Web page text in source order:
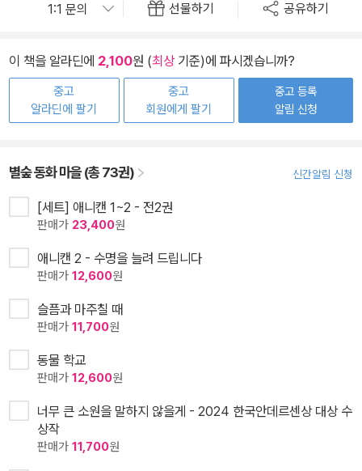
선물하기 공유하기
이 책을 알라딘에 2,100원 (최상기준)에 파시겠습니까?
중고
알라딘에 팔기
중고
회원에게 팔기
중고 등록
알림 신청
별숲 동화 마을 (총 73권) 신간알림 신청
[세트] 애니캔 1~2 - 전2권
판매가 23,400원
애니캔 2 - 수명을 늘려 드립니다
판매가 12,600원
슬픔과 마주칠 때
판매가 11,700원
동물 학교
판매가 12,600원
너무 큰 소원을 말하지 않을게 - 2024 한국안데르센상 대상 수
상작
판매가 11,700원